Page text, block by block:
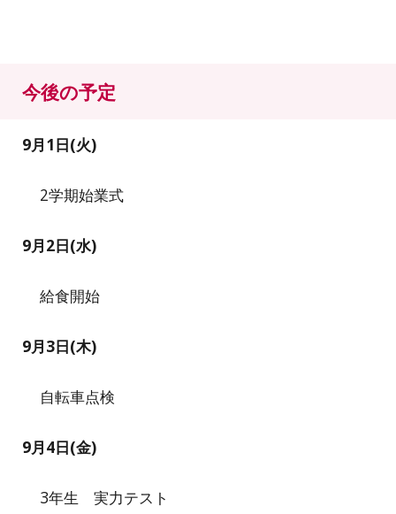
今後の予定
9月1日(火)
2学期始業式
9月2日(水)
給食開始
9月3日(木)
自転車点検
9月4日(金)
3年生 実力テスト